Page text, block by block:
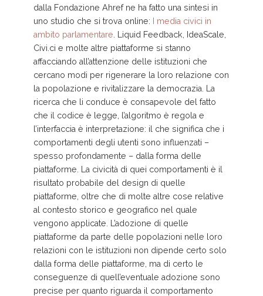
dalla Fondazione Ahref ne ha fatto una sintesi in
uno studio che si trova online:
I media civici in
ambito parlamentare . Liquid Feedback, IdeaScale,
Civi.ci e molte altre piattaforme si stanno
affacciando all’attenzione delle istituzioni che
cercano modi per rigenerare la loro relazione con
la popolazione e rivitalizzare la democrazia. La
ricerca che li conduce è consapevole del fatto
che il codice è legge, l’algoritmo è regola e
l’interfaccia è interpretazione: il che significa che i
comportamenti degli utenti sono influenzati –
spesso profondamente – dalla forma delle
piattaforme. La civicità di quei comportamenti è il
risultato probabile del design di quelle
piattaforme, oltre che di molte altre cose relative
al contesto storico e geografico nel quale
vengono applicate. L’adozione di quelle
piattaforme da parte delle popolazioni nelle loro
relazioni con le istituzioni non dipende certo solo
dalla forma delle piattaforme, ma di certo le
conseguenze di quell’eventuale adozione sono
precise per quanto riguarda il comportamento